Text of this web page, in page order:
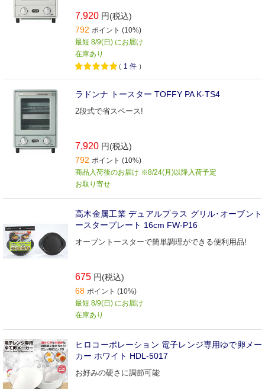
7,920 円(税込)
792 ポイント (10%)
最短 8/9(日) にお届け
在庫あり
（ 1 件 ）
ラドンナ トースター TOFFY PA K-TS4
2段式で省スペース!
7,920 円(税込)
792 ポイント (10%)
商品入荷後のお届け ※8/24(月)以降入荷予定
お取り寄せ
高木金属工業 デュアルプラス グリル･オーブント
ースタープレート 16cm FW-P16
オーブントースターで簡単調理ができる便利用品!
675 円(税込)
68 ポイント (10%)
最短 8/9(日) にお届け
在庫あり
ヒロコーポレーション 電子レンジ専用ゆで卵メー
カー ホワイト HDL-5017
お好みの硬さに調節可能